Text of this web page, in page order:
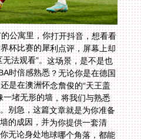
公寓里，你打开抖音，想看看
杯比赛的犀利点评，屏幕上却
无法观看”。这场景，是不是也
时倍感熟悉？无论你是在德国
是在澳洲怀念詹俊的“天王盖
一堵无形的墙，将我们与熟悉
别急，这篇文章就是为你准备
墙的成因，并为你提供一套清
无论身处地球哪个角落，都能